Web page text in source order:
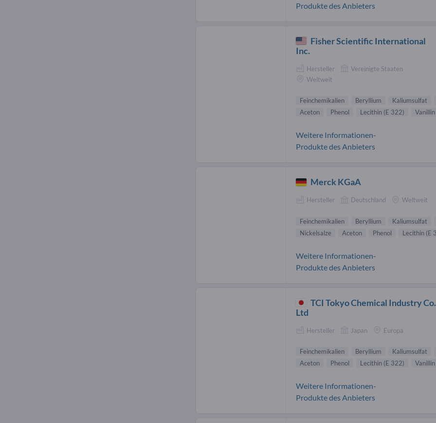
Produkte des Anbieters
Fisher Scientific International
Inc.
Hersteller
Vereinigte Staaten
Weltweit
Feinchemikalien Beryllium Kaliumsulfat
Aceton
Phenol Lecithin (E 322) Vanillin
Weitere Informationen-
Produkte des Anbieters
Merck KGaA
Hersteller Deutschland Weltweit
Feinchemikalien Beryllium Kaliumsulfat
Nickelsalze
Aceton Phenol Lecithin (E
Weitere Informationen-
Produkte des Anbieters
TCI Tokyo Chemical Industry
Ltd
Hersteller Japan Europa
Feinchemikalien Beryllium Kaliumsulfat
Aceton
Phenol Lecithin (E 322) Vanillin
Weitere Informationen-
Produkte des Anbieters